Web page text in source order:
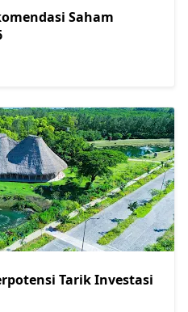
Saham
Tarik Investasi